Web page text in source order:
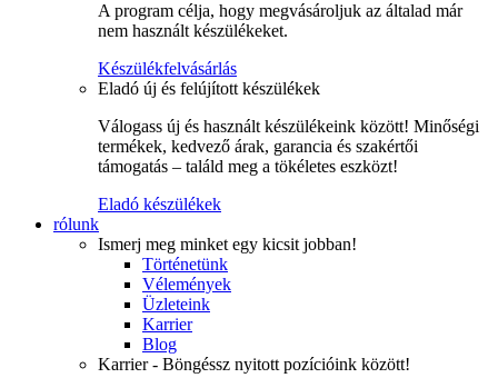
A program célja, hogy megvásároljuk az általad már
nem használt készülékeket.
Készülékfelvásárlás
Eladó új és felújított készülékek
Válogass új és használt készülékeink között! Minőségi
termékek, kedvező árak, garancia és szakértői
támogatás – találd meg a tökéletes eszközt!
Eladó készülékek
rólunk
Ismerj meg minket egy kicsit jobban!
Történetünk
Vélemények
Üzleteink
Karrier
Blog
Karrier - Böngéssz nyitott pozícióink között!